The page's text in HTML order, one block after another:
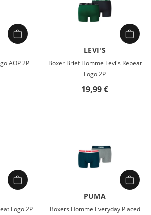
AOP 2P
LEVI'S
Boxer Brief Homme Levi's Repeat
Logo 2P
19,99 €
Logo 2P
PUMA
Boxers Homme Everyday Placed